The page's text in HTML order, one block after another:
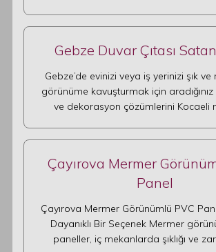
Gebze Duvar Çıtası
Gebze’de evinizi veya iş yerinizi şık
görünüme kavuşturmak için aradığınız
ve dekorasyon çözümlerini Kocaeli
Çayırova Mermer
Panel
Çayırova Mermer Görünümlü PVC
Dayanıklı Bir Seçenek Mermer
paneller, iç mekanlarda şıklığı ve